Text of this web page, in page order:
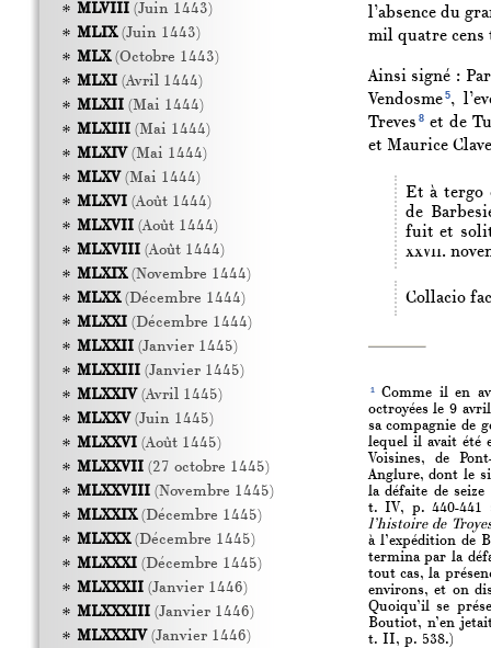
l’absence du
mil quatre cens
Ainsi signé :
Vendosme 5,
Treves 8et de
et Maurice
Et à tergo
de
fuit et
xxvii.
Collacio
1Comme il en
octroyées le 9
sa compagnie de
lequel il avait été
Voisines, de
Anglure, dont le
la défaite de
t. IV, p. 440-441
l’histoire de
à l’expédition de
termina par la
tout cas, la
environs, et on
Quoiqu’il se
Boutiot, n’en
t. II, p. 538.)
MLVIII(Juin 1443)
MLIX(Juin 1443)
MLX(Octobre 1443)
MLXI(Avril 1444)
MLXII(Mai 1444)
MLXIII(Mai 1444)
MLXIV(Mai 1444)
MLXV(Mai 1444)
MLXVI(Août 1444)
MLXVII(Août 1444)
MLXVIII(Août 1444)
MLXIX(Novembre 1444)
MLXX(Décembre 1444)
MLXXI(Décembre 1444)
MLXXII(Janvier 1445)
MLXXIII(Janvier 1445)
MLXXIV(Avril 1445)
MLXXV(Juin 1445)
MLXXVI(Août 1445)
MLXXVII(27 octobre 1445)
MLXXVIII(Novembre 1445)
MLXXIX(Décembre 1445)
MLXXX(Décembre 1445)
MLXXXI(Décembre 1445)
MLXXXII(Janvier 1446)
MLXXXIII(Janvier 1446)
MLXXXIV(Janvier 1446)